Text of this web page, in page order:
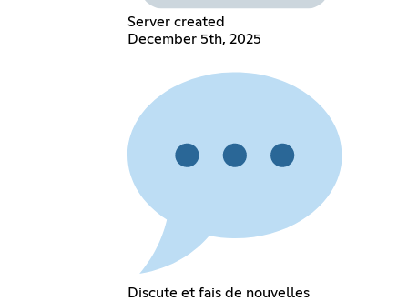
Server created
December 5th, 2025
Discute et fais de nouvelles